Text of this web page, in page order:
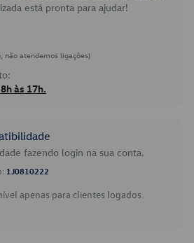
está pronta para ajudar!
não atendemos ligações)
às 17h.
fazendo login na sua conta.
1J0810222
apenas para clientes logados.